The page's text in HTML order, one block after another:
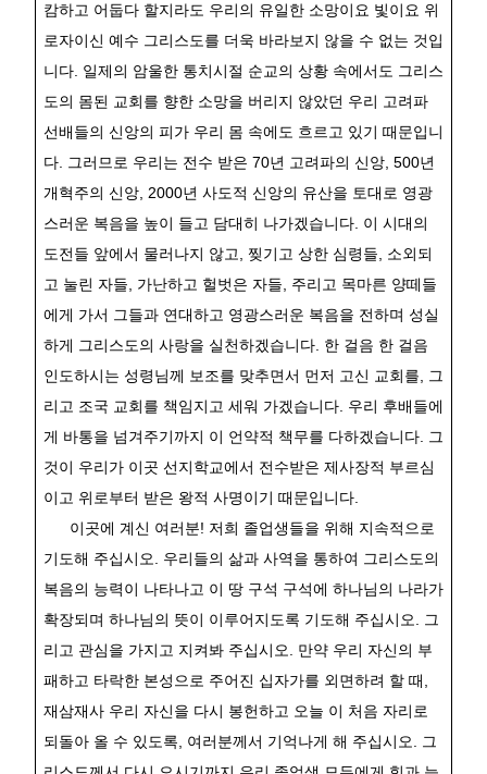
캄하고 어둡다 할지라도 우리의 유일한 소망이요 빛이요 위
로자이신 예수 그리스도를 더욱 바라보지 않을 수 없는 것입
니다. 일제의 암울한 통치시절 순교의 상황 속에서도 그리스
도의 몸된 교회를 향한 소망을 버리지 않았던 우리 고려파
선배들의 신앙의 피가 우리 몸 속에도 흐르고 있기 때문입니
다. 그러므로 우리는 전수 받은 70년 고려파의 신앙, 500년
개혁주의 신앙, 2000년 사도적 신앙의 유산을 토대로 영광
스러운 복음을 높이 들고 담대히 나가겠습니다. 이 시대의
도전들 앞에서 물러나지 않고
찢기고 상한 심령들
소외되
고 눌린 자들
가난하고 헐벗은 자들
주리고 목마른 양떼들
에게 가서 그들과 연대하고 영광스러운 복음을 전하며 성실
하게 그리스도의 사랑을 실천하겠습니다. 한 걸음 한 걸음
인도하시는 성령님께 보조를 맞추면서 먼저 고신 교회를
그
리고 조국 교회를 책임지고 세워 가겠습니다. 우리 후배들에
게 바통을 넘겨주기까지 이 언약적 책무를 다하겠습니다.
그
것이 우리가 이곳 선지학교에서 전수받은 제사장적 부르심
이고 위로부터 받은 왕적 사명이기 때문입니다.
이곳에 계신 여러분! 저희 졸업생들을 위해 지속적으로
기도해 주십시오
우리들의 삶과 사역을 통하여 그리스도의
복음의 능력이 나타나고 이 땅 구석 구석에 하나님의 나라가
확장되며 하나님의 뜻이 이루어지도록 기도해 주십시오
그
리고 관심을 가지고 지켜봐 주십시오
만약 우리 자신의 부
패하고 타락한 본성으로 주어진 십자가를 외면하려 할 때
재삼재사 우리 자신을 다시 봉헌하고 오늘 이 처음 자리로
되돌아 올 수 있도록
여러분께서 기억나게 해 주십시오
그